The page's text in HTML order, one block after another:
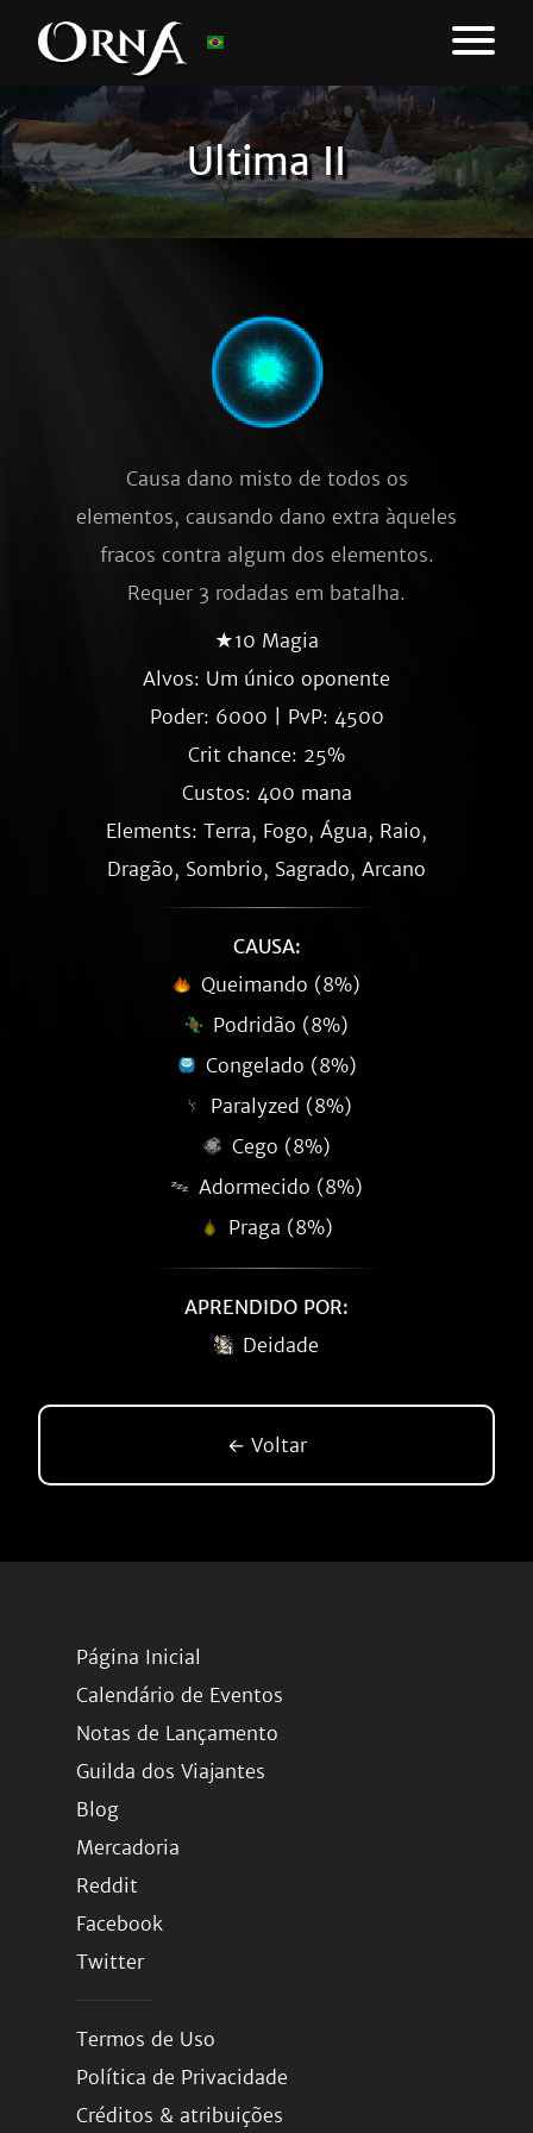
Ultima II
Causa dano misto de todos os
elementos, causando dano extra àqueles
fracos contra algum dos elementos.
Requer 3 rodadas em batalha.
★10 Magia
Alvos: Um único oponente
Poder: 6000 | PvP: 4500
Crit chance: 25%
Custos: 400 mana
Elements: Terra, Fogo, Água, Raio,
Dragão, Sombrio, Sagrado, Arcano
CAUSA:
Queimando (8%)
Podridão (8%)
Congelado (8%)
Paralyzed (8%)
Cego (8%)
Adormecido (8%)
Praga (8%)
APRENDIDO POR:
Deidade
← Voltar
Página Inicial
Calendário de Eventos
Notas de Lançamento
Guilda dos Viajantes
Blog
Mercadoria
Reddit
Facebook
Twitter
Termos de Uso
Política de Privacidade
Créditos & atribuições